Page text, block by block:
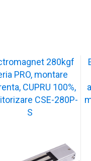
280kgf
PRO, montare
CUPRU 100%,
CSE-280P-
S